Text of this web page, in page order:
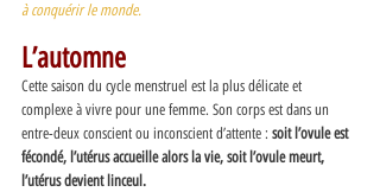
à conquérir le monde.
L’automne
Cette saison du cycle menstruel est la plus délicate et
complexe à vivre pour une femme. Son corps est dans un
entre-deux conscient ou inconscient d’attente : soit l’ovule est
fécondé, l’utérus accueille alors la vie, soit l’ovule meurt,
l’utérus devient linceul.